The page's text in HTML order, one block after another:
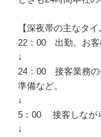
【深夜帯の主なタ
22：00　出勤。お客
↓
24：00　接客業務
準備など。
↓
5：00　 接客しなが
↓